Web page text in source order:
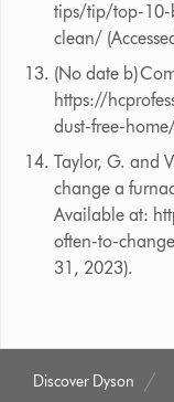
tips/tip/top-10-
clean/
(No date b)
https://
dust-free-
Taylor, G. and
change a
Available at:
often-to-
31, 2023).
Discover Dyson